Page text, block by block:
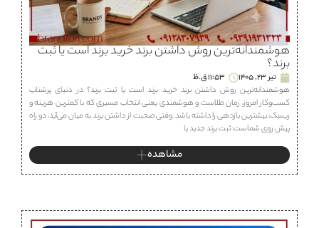
هوشمندانه‌ترین روش داشتن برند خرید برند است یا ثبت
برند؟
تیر 23, 1405
11:53 ق.ظ
هوشمندانه‌ترین روش داشتن برند خرید برند است یا ثبت برند؟ در دنیای پرشتاب
کسب‌وکار امروز، زمان طلاست و هوشمندی یعنی انتخاب مسیری که با کمترین هزینه و
ریسک، بیشترین بازدهی را داشته باشد. وقتی صحبت از داشتن برند به میان می‌آید، دو راه
پیش روی شماست: ثبت برند جدید یا
مشاهده